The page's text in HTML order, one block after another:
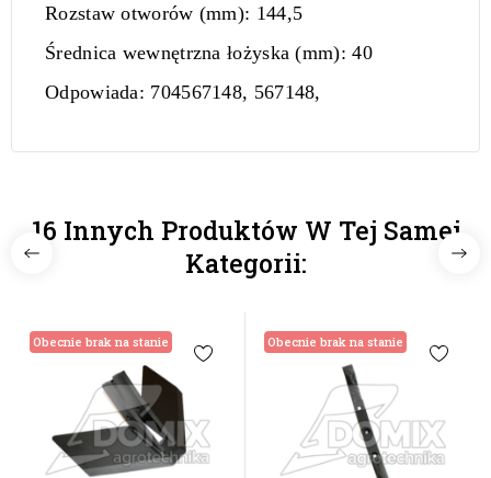
Rozstaw otworów (mm): 144,5
Średnica wewnętrzna łożyska (mm):40
Odpowiada: 704567148, 567148,
16 Innych Produktów W Tej Samej
Kategorii:
Obecnie brak na stanie Obecnie brak na stanie